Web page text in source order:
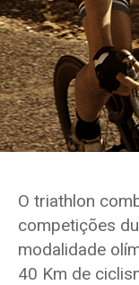
O triathlon
competições
modalidade
40 Km de